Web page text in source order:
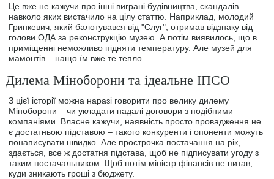
Це вже не кажучи про інші виграні будівництва, скандалів
навколо яких вистачило на цілу статтю. Наприклад, молодий
Гринкевич, який балотувався від "Слуг", отримав відзнаку від
голови ОДА за реконструкцію музею. А потім виявилось, що в
приміщенні неможливо підняти температуру. Але музей для
мамонтів – нащо їм вже те тепло…
Дилема Міноборони та ідеальне ІПСО
З цієї історії можна наразі говорити про велику дилему
Міноборони – чи укладати надалі договори з подібними
компаніями. Власне кажучи, наявність просто провадження не
є достатньою підставою – такого конкуренти і опоненти можуть
понаписувати швидко. Але прострочка постачання на рік,
здається, все ж достатня підстава, щоб не підписувати угоду з
таким постачальником. Щоб потім міністр фінансів не питав,
куди зникають гроші з бюджету.